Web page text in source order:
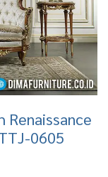
Renaissance
0605